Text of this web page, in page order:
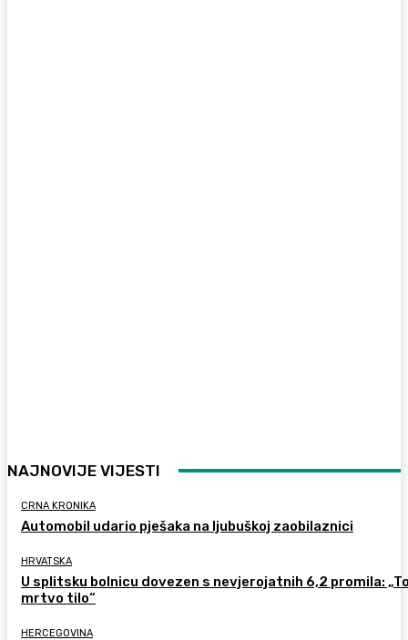
NAJNOVIJE VIJESTI
CRNA KRONIKA
Automobil udario pješaka na ljubuškoj zaobilaznici
HRVATSKA
U splitsku bolnicu dovezen s nevjerojatnih 6,2 promila:
mrtvo tilo“
HERCEGOVINA